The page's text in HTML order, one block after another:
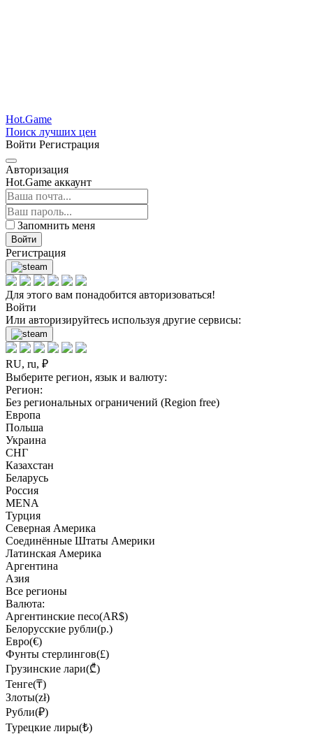
Hot.Game
Поиск лучших цен
Войти Регистрация
Авторизация
Hot.Game аккаунт
Запомнить меня
Войти
Регистрация
Для этого вам понадобится авторизоваться!
Войти
Или авторизируйтесь используя другие сервисы:
RU, ru, ₽
Выберите регион, язык и валюту:
Регион:
Без региональных ограничений (Region free)
Европа
Польша
Украина
СНГ
Казахстан
Беларусь
Россия
MENA
Турция
Северная Америка
Соединённые Штаты Америки
Латинская Америка
Аргентина
Азия
Все регионы
Валюта:
Аргентинские песо(AR$)
Белорусские рубли(р.)
Евро(€)
Фунты стерлингов(£)
Грузинские лари(₾)
Тенге(₸)
Злоты(zł)
Рубли(₽)
Турецкие лиры(₺)